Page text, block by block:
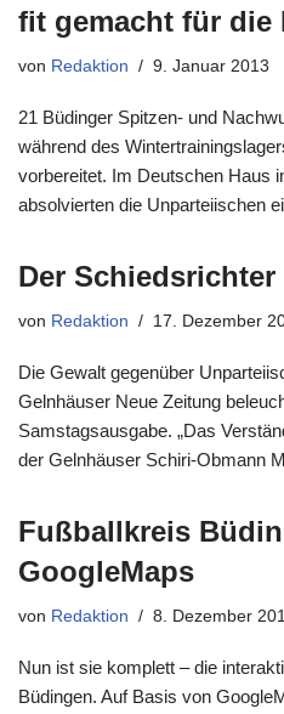
fit gemacht für die
von Redaktion 9. Januar 2013
21 Büdinger Spitzen- und
während des
vorbereitet. Im Deutschen Haus
absolvierten die Unparteiischen
Der
von Redaktion 17. Dezember
Die Gewalt gegenüber
Gelnhäuser Neue Zeitung
Samstagsausgabe. „Das
der Gelnhäuser Schiri-Obmann
Fußballkreis
GoogleMaps
von Redaktion 8. Dezember
Nun ist sie komplett – die
Büdingen. Auf Basis von